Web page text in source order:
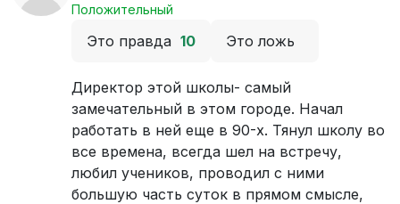
Положительный
Это правда 10 Это ложь
Директор этой школы- самый
замечательный в этом городе. Начал
работать в ней еще в 90-х. Тянул школу во
все времена, всегда шел на встречу,
любил учеников, проводил с ними
большую часть суток в прямом смысле,